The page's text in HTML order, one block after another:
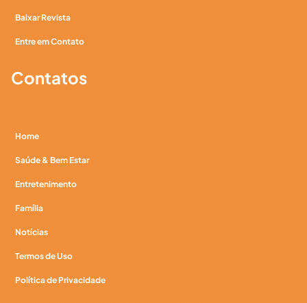
Baixar Revista
Entre em Contato
Contatos
Home
Saúde & Bem Estar
Entretenimento
Família
Notícias
Termos de Uso
Política de Privacidade